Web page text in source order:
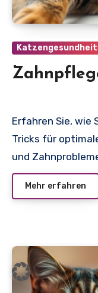
Katzengesundheit
Erfahren Sie, wie Sie mit bewährten Tipps und
Tricks für
und
Mehr erfahren